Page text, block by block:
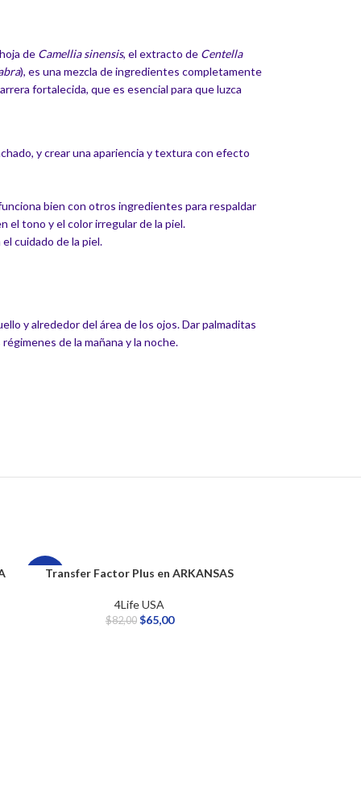
de Camellia sinensis, el extracto de Centella
), es una mezcla de ingredientes completamente
fortalecida, que es esencial para que luzca
y crear una apariencia y textura con efecto
bien con otros ingredientes para respaldar
el tono y el color irregular de la piel.
cuidado de la piel.
y alrededor del área de los ojos. Dar palmaditas
de la mañana y la noche.
-21%
Transfer Factor Plus en ARKANSAS
4Life USA
$82,00 $65,00